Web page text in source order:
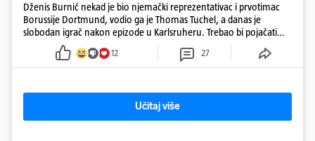
Dženis Burnić nekad je bio njemački reprezentativac i prvotimac
Borussije Dortmund, vodio ga je Thomas Tuchel, a danas je
slobodan igrač nakon epizode u Karlsruheru. Trebao bi pojačati
konkurenciju u veznom redu
12 27
Učitaj više